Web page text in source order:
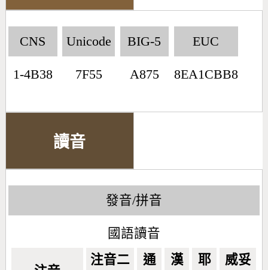
CNS
1-4B38
Unicode
7F55
BIG-5
A875
EUC
8EA1CBB8
讀音
發音/拼音
國語讀音
注音二 通 漢 耶 威妥